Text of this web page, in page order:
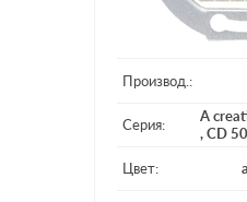
Производ.:
Серия: A
,CD
Цвет: